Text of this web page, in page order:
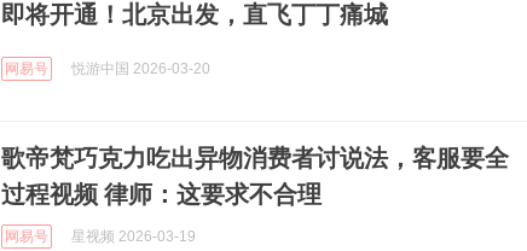
即将开通！北京出发，直飞丁丁痛城
网易号 悦游中国 2026-03-20
歌帝梵巧克力吃出异物消费者讨说法，客服要全
过程视频 律师：这要求不合理
网易号 星视频 2026-03-19